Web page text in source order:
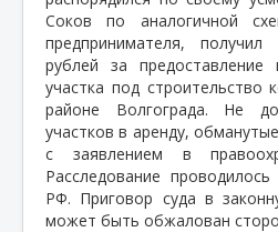
Соков по аналогичной
предпринимателя,
рублей за предоставление
участка под строительство
районе Волгограда. Не
участков в аренду,
с заявлением в
Расследование
РФ. Приговор суда в
может быть обжалован